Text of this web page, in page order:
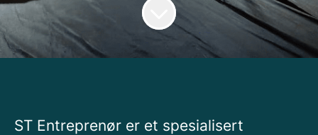
ST Entreprenør er et spesialisert